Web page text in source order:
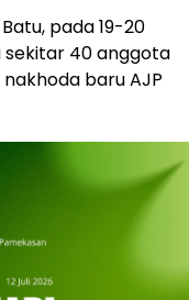
pada 19-20
sekitar 40 anggota
baru AJP